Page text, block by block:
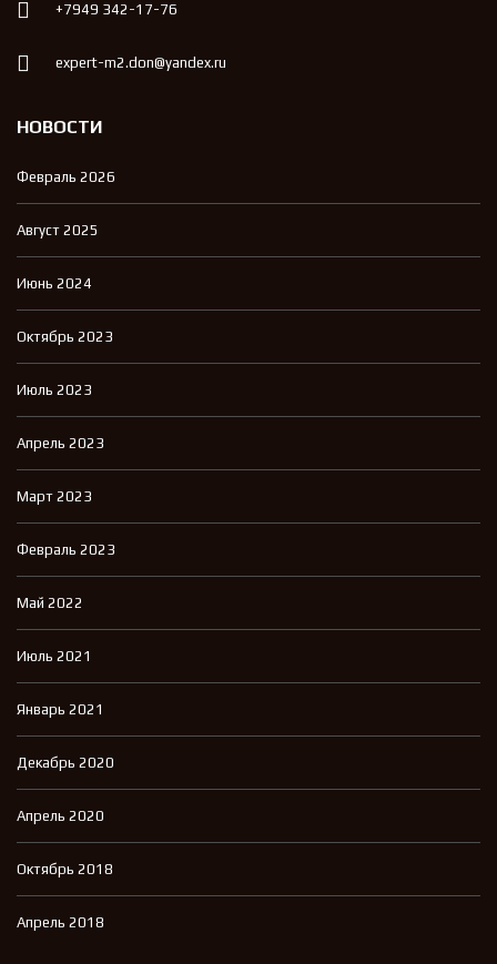
+7949 342-17-76
expert-m2.don@yandex.ru
НОВОСТИ
Февраль 2026
Август 2025
Июнь 2024
Октябрь 2023
Июль 2023
Апрель 2023
Март 2023
Февраль 2023
Май 2022
Июль 2021
Январь 2021
Декабрь 2020
Апрель 2020
Октябрь 2018
Апрель 2018